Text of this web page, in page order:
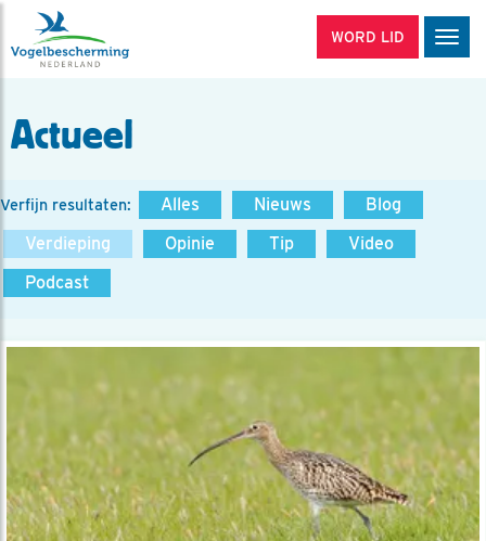
WORD LID
Actueel
Verfijn resultaten: Alles Nieuws
Blog
Verdieping
Opinie Tip
Video
Podcast